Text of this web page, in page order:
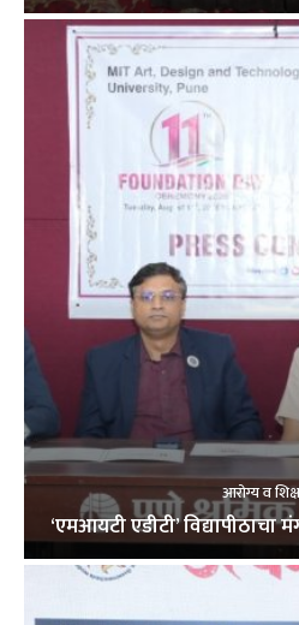
आरोग्य व
‘एमआयटी एडीटी’ विद्यापीठाचा